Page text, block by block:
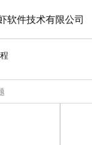
软件技术有限公司